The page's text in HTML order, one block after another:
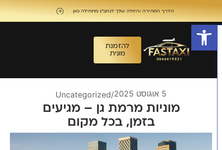
פתח סרגל נגישות
הדרך המהירה והזולה שלך לנתב"ג מתחילה כאן
להזמנת
מונית
/
Uncategorized
מוניות מרמת גן – מגיעים
בזמן, בכל מקום